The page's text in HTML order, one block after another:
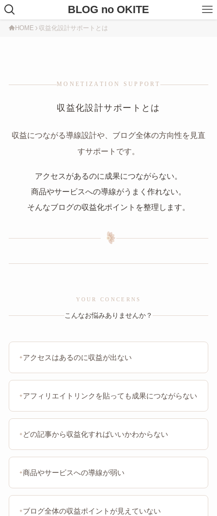
BLOG no OKITE
HOME 収益化設計サポートとは
MONETIZATION SUPPORT
収益化設計サポートとは
収益につながる導線設計や、ブログ全体の方向性を見直
すサポートです。
アクセスがあるのに成果につながらない。
商品やサービスへの導線がうまく作れない。
そんなブログの収益化ポイントを整理します。
YOUR CONCERNS
こんなお悩みありませんか？
アクセスはあるのに収益が出ない
アフィリエイトリンクを貼っても成果につながらない
どの記事から収益化すればいいかわからない
商品やサービスへの導線が弱い
ブログ全体の収益ポイントが見えていない